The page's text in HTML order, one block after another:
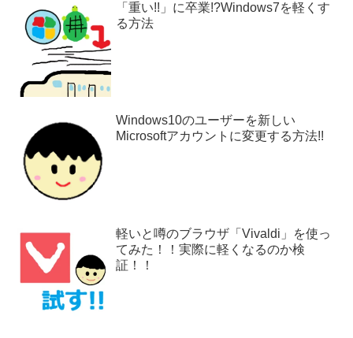
「重い!!」に卒業!?Windows7を軽くす
る方法
Windows10のユーザーを新しい
Microsoftアカウントに変更する方法!!
軽いと噂のブラウザ「Vivaldi」を使っ
てみた！！実際に軽くなるのか検
証！！